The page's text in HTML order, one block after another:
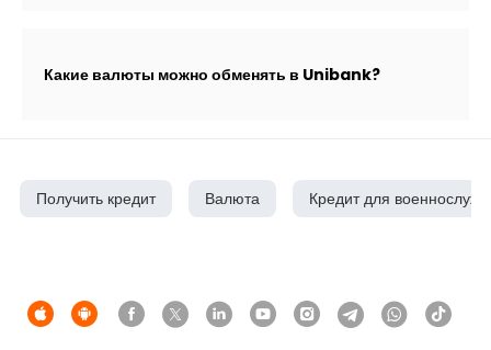
Какие валюты можно обменять в Unibank?
Получить кредит Валюта Кредит для